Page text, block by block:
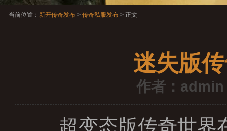
当前位置： 新开传奇发布 > 传奇私服发布 > 正文
迷失版
作者：admin
超变态版传奇世界